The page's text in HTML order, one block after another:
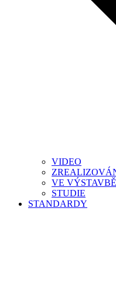
VIDEO
VE VÝSTAVBĚ
STUDIE
STANDARDY